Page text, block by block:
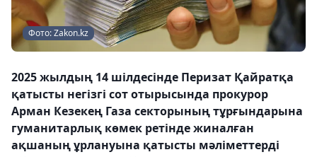
Фото: Zakon.kz
2025 жылдың 14 шілдесінде Перизат Қайратқа
қатысты негізгі сот отырысында прокурор
Арман Кезекең Газа секторының тұрғындарына
гуманитарлық көмек ретінде жиналған
ақшаның ұрлануына қатысты мәліметтерді